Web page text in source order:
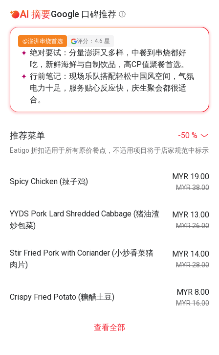
AI 摘要Google 口碑推荐
澎湃串烧首选 评分：4.6 星
绝对要试： 分量澎湃又多样，中餐到串烧都好
吃，新鲜海鲜与自制饮品，高CP值聚餐首选。
行前笔记： 现场乐队搭配轻松中国风空间，气氛
电力十足，服务贴心反应快，庆生聚会都很适
合。
推荐菜单 -50 %
Eatigo 折扣适用于所有原价餐点，不适用项目将于店家规范中标示
Spicy Chicken (辣子鸡)
MYR 19.00
MYR 38.00
YYDS Pork Lard Shredded Cabbage (猪油渣
炒包菜)
MYR 13.00
MYR 26.00
Stir Fried Pork with Coriander (小炒香菜猪
肉片)
MYR 14.00
MYR 28.00
Crispy Fried Potato (糖醋土豆)
MYR 8.00
MYR 16.00
查看全部